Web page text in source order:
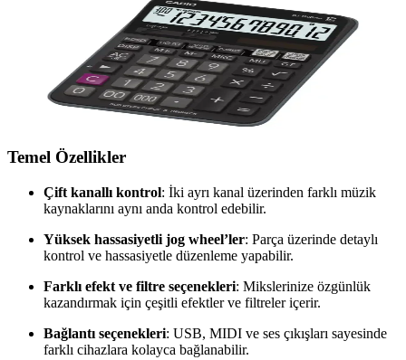
DJ 120D Plus: Profesyonel ve Kullanıcı Dostu Dijital
DJ Kontrol Cihazı Özellikleri ve Avantajları
DJ 120D Plus, çift kanallı, yüksek hassasiyetli jog wheel ve çeşitli
efekt seçenekleriyle hem başlangıç hem de profesyonel DJ'ler için
ideal bir kontrol cihazıdır.
Temel Özellikler
Çift kanallı kontrol: İki ayrı kanal üzerinden farklı müzik
kaynaklarını aynı anda kontrol edebilir.
Yüksek hassasiyetli jog wheel’ler: Parça üzerinde detaylı
kontrol ve hassasiyetle düzenleme yapabilir.
Farklı efekt ve filtre seçenekleri: Mikslerinize özgünlük
kazandırmak için çeşitli efektler ve filtreler içerir.
Bağlantı seçenekleri: USB, MIDI ve ses çıkışları sayesinde
farklı cihazlara kolayca bağlanabilir.